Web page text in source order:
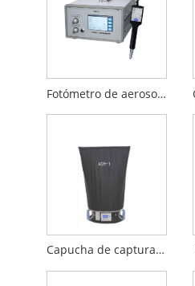
Fotómetro de aerosoles
Capucha de captura de flujo de aire